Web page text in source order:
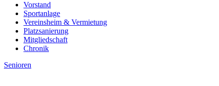
Vorstand
Sportanlage
Vereinsheim & Vermietung
Platzsanierung
Mitgliedschaft
Chronik
Senioren